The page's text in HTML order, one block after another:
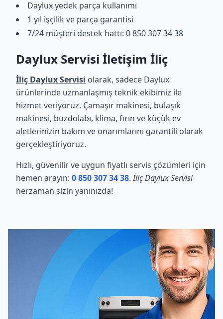
Daylux yedek parça kullanımı
1 yıl işçilik ve parça garantisi
7/24 müşteri destek hattı: 0 850 307 34 38
Daylux Servisi İletişim İliç
İliç Daylux Servisi olarak, sadece Daylux
ürünlerinde uzmanlaşmış teknik ekibimiz ile
hizmet veriyoruz. Çamaşır makinesi, bulaşık
makinesi, buzdolabı, klima, fırın ve küçük ev
aletlerinizin bakım ve onarımlarını garantili olarak
gerçekleştiriyoruz.
Hızlı, güvenilir ve uygun fiyatlı servis çözümleri için
hemen arayın: 0 850 307 34 38.İliç Daylux Servisi
herzaman sizin yanınızda!